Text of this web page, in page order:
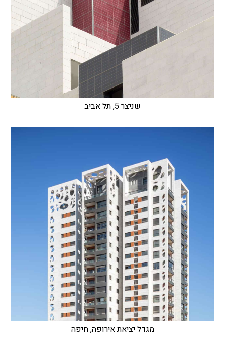
שניצר 5, תל אביב
מגדל יציאת אירופה, חיפה